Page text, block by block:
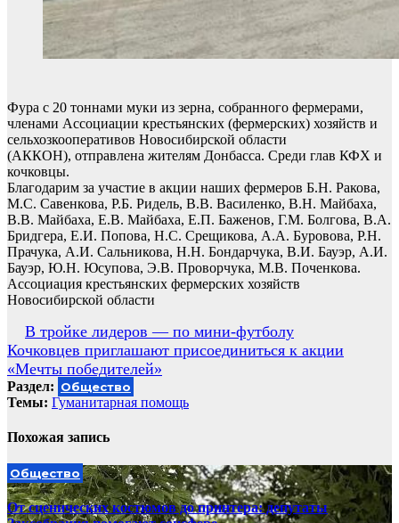
Фура с 20 тоннами муки из зерна, собранного фермерами,
членами Ассоциации крестьянских (фермерских) хозяйств и
сельхозкооперативов Новосибирской области
(АККОН), отправлена жителям Донбасса. Среди глав КФХ и
кочковцы.
Благодарим за участие в акции наших фермеров Б.Н. Ракова,
М.С. Савенкова, Р.Б. Ридель, В.В. Василенко, В.Н. Майбаха,
В.В. Майбаха, Е.В. Майбаха, Е.П. Баженов, Г.М. Болгова, В.А.
Бридгера, Е.И. Попова, Н.С. Срещикова, А.А. Буровова, Р.Н.
Прачука, А.И. Сальникова, Н.Н. Бондарчука, В.И. Бауэр, А.И.
Бауэр, Ю.Н. Юсупова, Э.В. Проворчука, М.В. Поченкова.
Ассоциация крестьянских фермерских хозяйств
Новосибирской области
Навигация
по
записям
В тройке лидеров — по мини-футболу
Кочковцев приглашают присоединиться к акции
«Мечты победителей»
Раздел: Общество
Темы: Гуманитарная помощь
Похожая запись
Общество
От сценических костюмов до принтера: депутаты